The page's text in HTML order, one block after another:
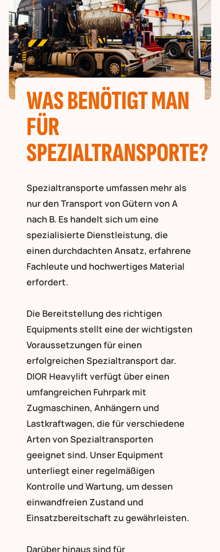
WAS BENÖTIGT MAN
FÜR
SPEZIALTRANSPORTE?
Spezialtransporte umfassen mehr als
nur den Transport von Gütern von A
nach B. Es handelt sich um eine
spezialisierte Dienstleistung, die
einen durchdachten Ansatz, erfahrene
Fachleute und hochwertiges Material
erfordert.
Die Bereitstellung des richtigen
Equipments stellt eine der wichtigsten
Voraussetzungen für einen
erfolgreichen Spezialtransport dar.
DIOR Heavylift verfügt über einen
umfangreichen Fuhrpark mit
Zugmaschinen, Anhängern und
Lastkraftwagen, die für verschiedene
Arten von Spezialtransporten
geeignet sind. Unser Equipment
unterliegt einer regelmäßigen
Kontrolle und Wartung, um dessen
einwandfreien Zustand und
Einsatzbereitschaft zu gewährleisten.
Darüber hinaus sind für